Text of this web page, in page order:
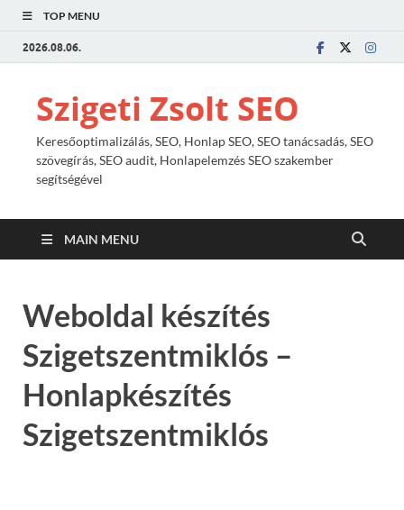
TOP MENU
2026.08.06.
Szigeti Zsolt SEO
Keresőoptimalizálás, SEO, Honlap SEO, SEO tanácsadás, SEO
szövegírás, SEO audit, Honlapelemzés SEO szakember
segítségével
MAIN MENU
Weboldal készítés
Szigetszentmiklós –
Honlapkészítés
Szigetszentmiklós